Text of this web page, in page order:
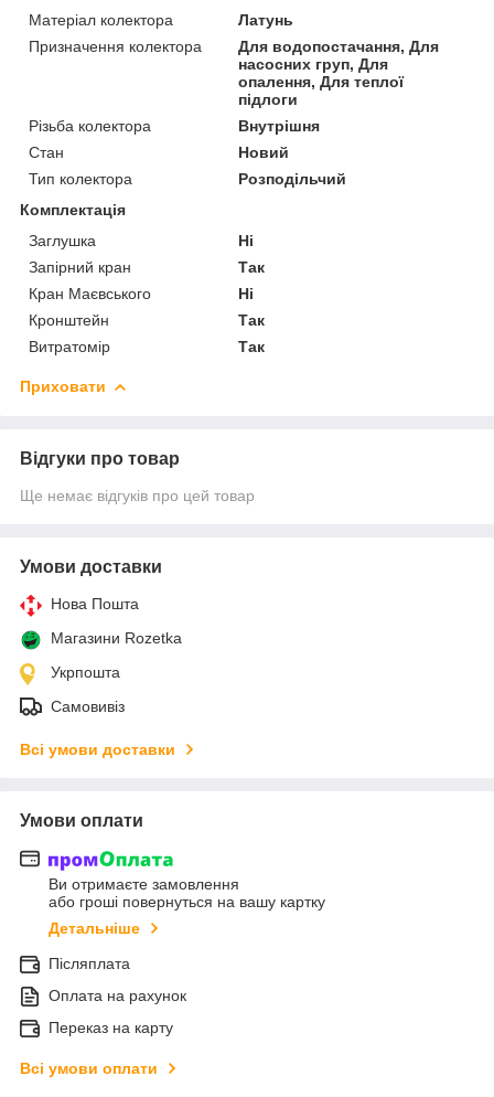
Матеріал колектора
Латунь
Призначення колектора
Для водопостачання, Для
насосних груп, Для
опалення, Для теплої
підлоги
Різьба колектора
Внутрішня
Стан
Новий
Тип колектора
Розподільчий
Комплектація
Заглушка
Ні
Запірний кран
Так
Кран Маєвського
Ні
Кронштейн
Так
Витратомір
Так
Приховати
Відгуки про товар
Ще немає відгуків про цей товар
Умови доставки
Нова Пошта
Магазини Rozetka
Укрпошта
Самовивіз
Всі умови доставки
Умови оплати
Ви отримаєте замовлення
або гроші повернуться на вашу картку
Детальніше
Післяплата
Оплата на рахунок
Переказ на карту
Всі умови оплати